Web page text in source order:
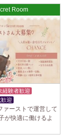
Room
経験者歓迎
迎
ァーストで運営して
が快適に働けるよ